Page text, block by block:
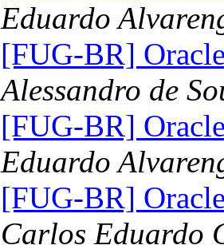
Eduardo
[FUG-BR]
Alessandro de
[FUG-BR]
Eduardo
[FUG-BR]
Carlos Eduardo